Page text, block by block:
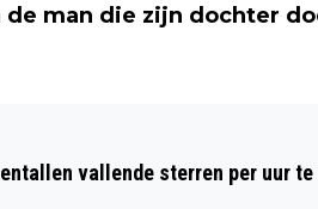
man die zijn dochter
MIJN
vallende sterren per uur te